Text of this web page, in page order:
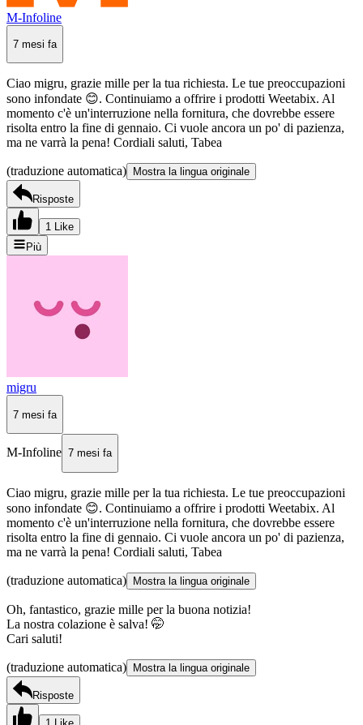
M-Infoline
7 mesi fa
Ciao migru, grazie mille per la tua richiesta. Le tue preoccupazioni
sono infondate 😊. Continuiamo a offrire i prodotti Weetabix. Al
momento c'è un'interruzione nella fornitura, che dovrebbe essere
risolta entro la fine di gennaio. Ci vuole ancora un po' di pazienza,
ma ne varrà la pena! Cordiali saluti, Tabea
(traduzione automatica) Mostra la lingua originale
Risposte
1 Like
Più
migru
7 mesi fa
M-Infoline 7 mesi fa
Ciao migru, grazie mille per la tua richiesta. Le tue preoccupazioni
sono infondate 😊. Continuiamo a offrire i prodotti Weetabix. Al
momento c'è un'interruzione nella fornitura, che dovrebbe essere
risolta entro la fine di gennaio. Ci vuole ancora un po' di pazienza,
ma ne varrà la pena! Cordiali saluti, Tabea
(traduzione automatica) Mostra la lingua originale
Oh, fantastico, grazie mille per la buona notizia!
La nostra colazione è salva! 🤭
Cari saluti!
(traduzione automatica) Mostra la lingua originale
Risposte